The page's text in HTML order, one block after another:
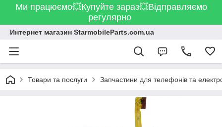
Ми працюємо💥Купуйте зараз💥Відправляємо
регулярно
Интернет магазин StarmobileParts.com.ua
Товари та послуги Запчастини для телефонів та